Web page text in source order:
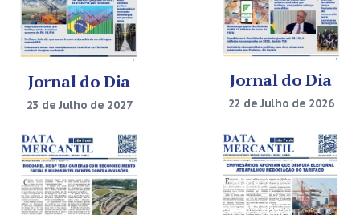
Jornal do Dia
23 de Julho de 2027
Jornal do Dia
22 de Julho de 2026